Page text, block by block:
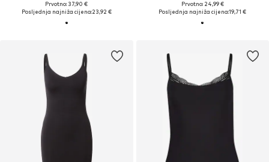
Prvotno: 37,90 €
Posljednja najniža cijena:23,92 €
Prvotno: 24,99 €
Posljednja najniža cijena:19,71 €